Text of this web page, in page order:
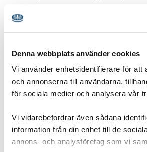
Denna webbplats använder cookies
Vi använder enhetsidentifierare för att
och annonserna till användarna,
för sociala medier och analysera vår
Vi vidarebefordrar även sådana
information från din enhet till de
annons- och analysföretag som vi
Arbetsmoral – I en del kulturer
normer för vad som gäller vid
använda en hand eller jobba
Symbol/staty/bygge – En kultur
gemensamma symboler och
vilken symbol som representerar
skapa den med det ni hittar runt